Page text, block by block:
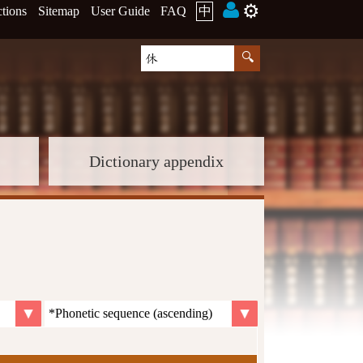
Sitemap User Guide FAQ 中 ⚙️
Dictionary appendix